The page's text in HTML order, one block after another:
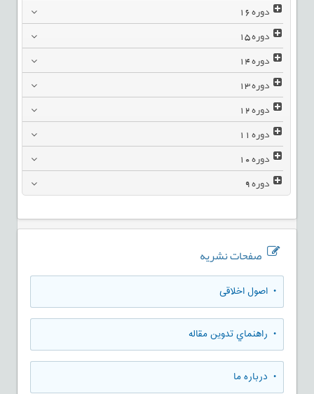
دوره16
دوره15
دوره14
دوره13
دوره12
دوره11
دوره10
دوره9
صفحات نشریه
• اصول اخلاقی
• راهنماي تدوين مقاله
• درباره ما